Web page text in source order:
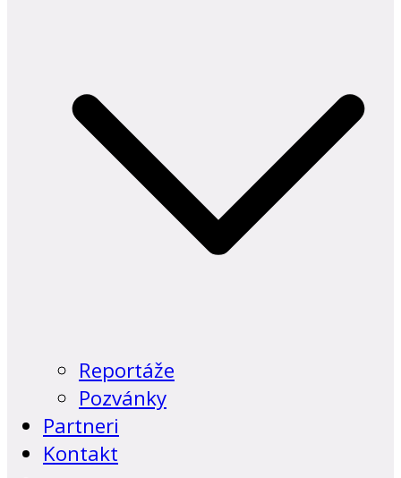
Reportáže
Pozvánky
Partneri
Kontakt